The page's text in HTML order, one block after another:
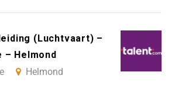
(Luchtvaart) –
– Helmond
Helmond